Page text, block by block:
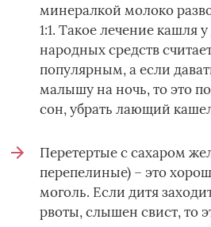
минералкой молоко
1:1. Такое лечение кашля
народных средств
популярным, а если
малышу на ночь, то это
сон, убрать лающий
Перетертые с сахаром
перепелиные) – это
моголь. Если дитя
рвоты, слышен свист, то